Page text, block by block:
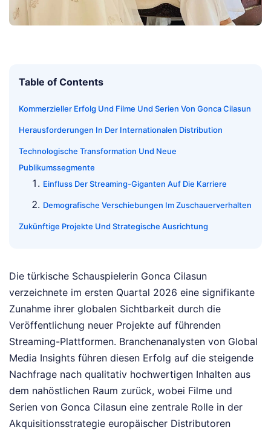
Table of Contents
Kommerzieller Erfolg Und Filme Und Serien Von Gonca Cilasun
Herausforderungen In Der Internationalen Distribution
Technologische Transformation Und Neue
Publikumssegmente
Einfluss Der Streaming-Giganten Auf Die Karriere
Demografische Verschiebungen Im Zuschauerverhalten
Zukünftige Projekte Und Strategische Ausrichtung
Die türkische Schauspielerin Gonca Cilasun
verzeichnete im ersten Quartal 2026 eine signifikante
Zunahme ihrer globalen Sichtbarkeit durch die
Veröffentlichung neuer Projekte auf führenden
Streaming-Plattformen. Branchenanalysten von Global
Media Insights führen diesen Erfolg auf die steigende
Nachfrage nach qualitativ hochwertigen Inhalten aus
dem nahöstlichen Raum zurück, wobei Filme und
Serien von Gonca Cilasun eine zentrale Rolle in der
Akquisitionsstrategie europäischer Distributoren